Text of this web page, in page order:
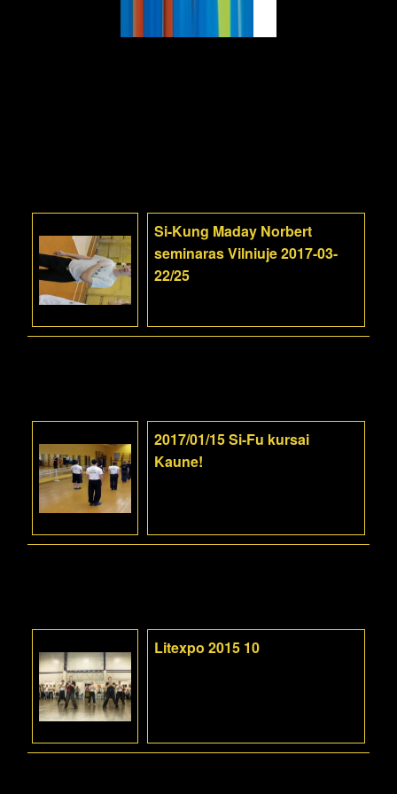
Si-Kung Maday Norbert
seminaras Vilniuje 2017-03-
22/25
2017/01/15 Si-Fu kursai
Kaune!
Litexpo 2015 10